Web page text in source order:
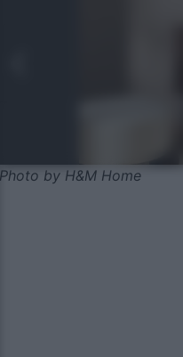
Photo by H&M Home